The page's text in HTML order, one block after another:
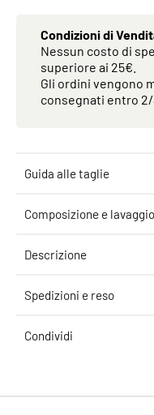
Condizioni di
Nessun costo di
superiore ai 25€.
Gli ordini vengono
consegnati entro
Guida alle taglie
Composizione e lavaggio
Descrizione
Spedizioni e reso
Condividi